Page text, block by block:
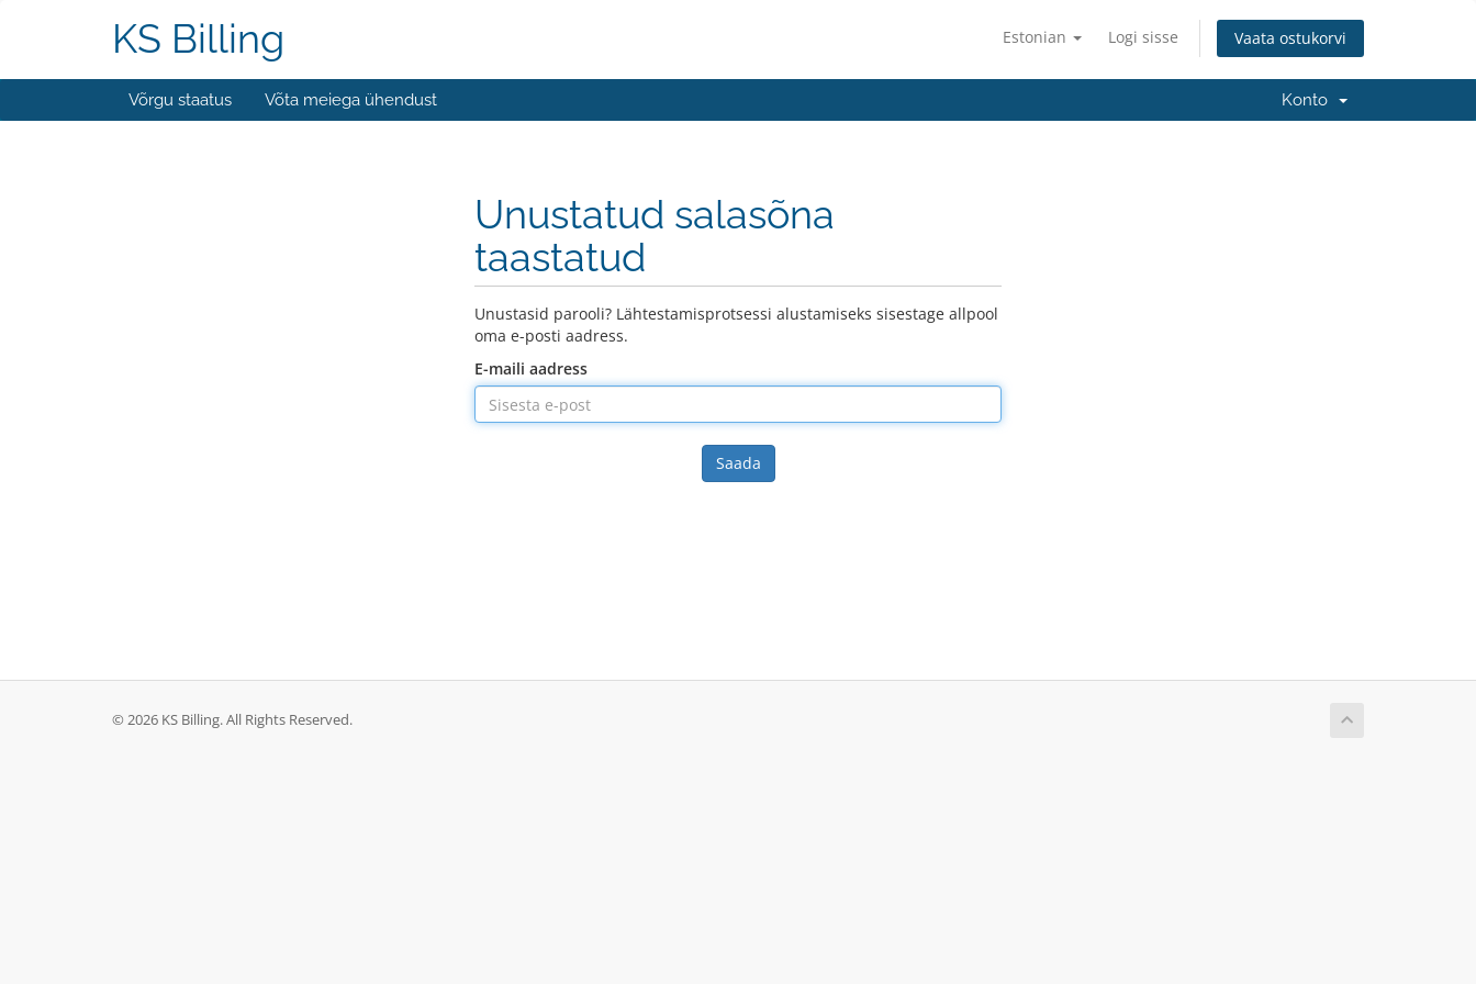
Estonian Logi sisse Vaata ostukorvi
KS Billing
Võrgu staatus Võta meiega ühendust Konto
Unustatud salasõna
taastatud
Unustasid parooli? Lähtestamisprotsessi alustamiseks sisestage allpool
oma e-posti aadress.
E-maili aadress
Saada
© 2026 KS Billing. All Rights Reserved.